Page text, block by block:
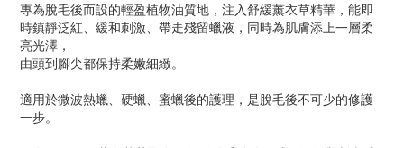
專為脫毛後而設的輕盈植物油質地，注入舒緩薰衣草精華，能即
時鎮靜泛紅、緩和刺激、帶走殘留蠟液，同時為肌膚添上一層柔
亮光澤，
由頭到腳尖都保持柔嫩細緻。
適用於微波熱蠟、硬蠟、蜜蠟後的護理，是脫毛後不可少的修護
一步。